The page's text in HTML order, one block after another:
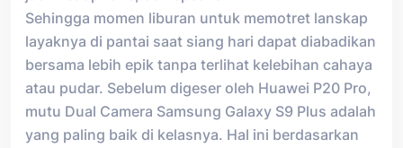
Sehingga momen liburan untuk memotret lanskap
layaknya di pantai saat siang hari dapat diabadikan
bersama lebih epik tanpa terlihat kelebihan cahaya
atau pudar. Sebelum digeser oleh Huawei P20 Pro,
mutu Dual Camera Samsung Galaxy S9 Plus adalah
yang paling baik di kelasnya. Hal ini berdasarkan